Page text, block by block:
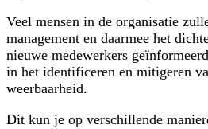
Veel mensen in de organisatie
management en daarmee het
nieuwe medewerkers
in het identificeren en mitigeren
weerbaarheid.
Dit kun je op verschillende